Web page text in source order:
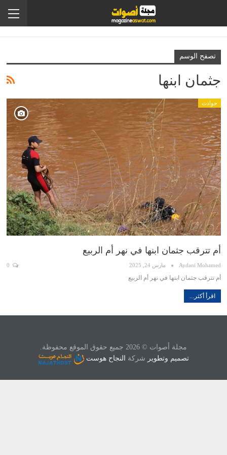
تصفح الوسم
جثمان ابنها
حوادث
أم تترقب جثمان ابنها في نهر أم الربيع
Aydani Mohamed مارس 24, 2025
أم تترقب جثمان ابنها في نهر أم الربيع
اقرأ أكثر...
مجلة أصوات © 2026 جميع حقوق الموقع محفوظة.
تصميم وتطوير شركة النجاح هوست